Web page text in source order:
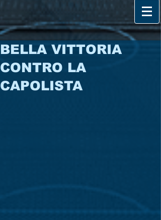
BELLA VITTORIA
CONTRO LA
CAPOLISTA